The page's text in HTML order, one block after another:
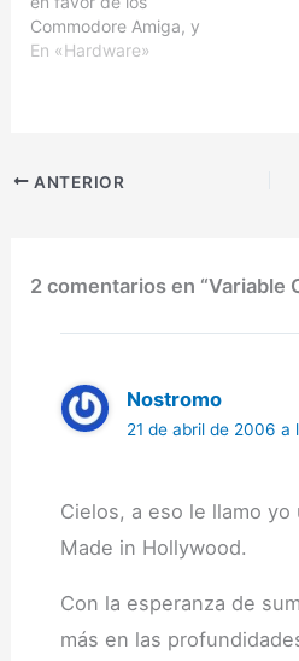
con soporte del juego de
caracteres unicode,
basadas en el núcleo
Commodore Amiga, y
Atari ST, se anunció, la
Spectrum, producido por
En «Hardware»
ANTERIOR
2 comentarios en “Variable
Nostromo
21 de abril de 2006 a
Cielos, a eso le llamo
Made in Hollywood.
Con la esperanza de
más en las